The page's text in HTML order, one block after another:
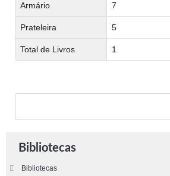
Armário 7
Prateleira 5
Total de Livros 1
Bibliotecas
Bibliotecas